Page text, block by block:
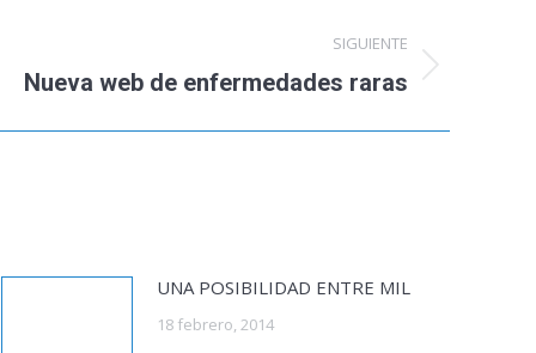
SIGUIENTE
Nueva web de enfermedades raras
UNA POSIBILIDAD ENTRE MIL
18 febrero, 2014